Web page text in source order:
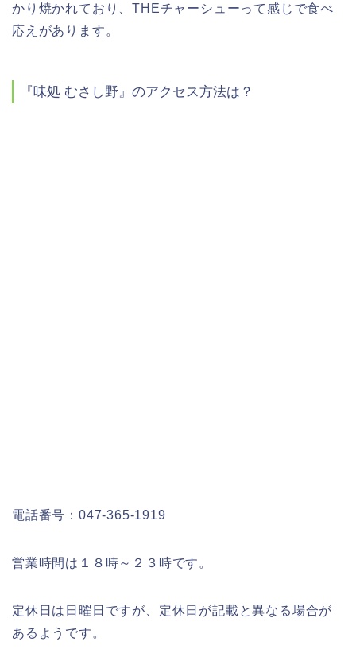
かり焼かれており、THEチャーシューって感じで食べ
応えがあります。
『味処 むさし野』のアクセス方法は？
電話番号： 047-365-1919
営業時間は１８時～２３時です。
定休日は日曜日ですが、定休日が記載と異なる場合が
あるようです。